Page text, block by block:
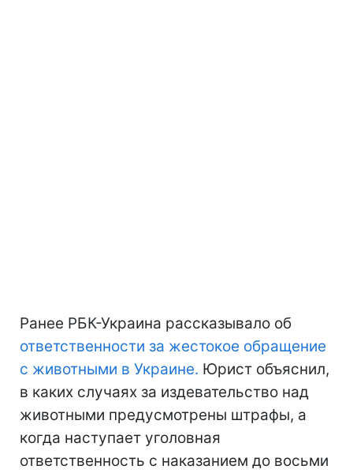
Ранее РБК-Украина рассказывало об
ответственности за жестокое обращение
с животными в Украине. Юрист объяснил,
в каких случаях за издевательство над
животными предусмотрены штрафы, а
когда наступает уголовная
ответственность с наказанием до восьми